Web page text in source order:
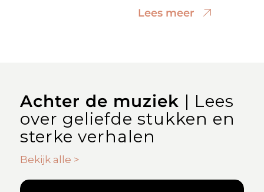
Lees meer
Achter de muziek | Lees
over geliefde stukken en
sterke verhalen
Bekijk alle >